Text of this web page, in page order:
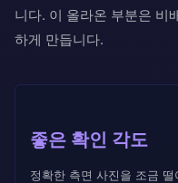
니다. 이 올라온 부분은 비
하게 만듭니다.
좋은 확인 각도
정확한 측면 사진을 조금